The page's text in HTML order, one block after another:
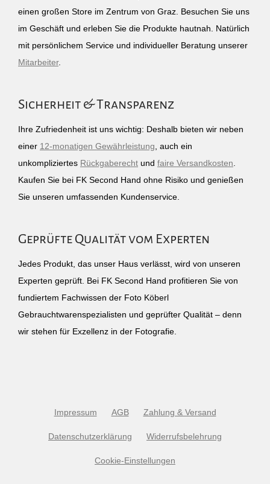
einen großen Store im Zentrum von Graz. Besuchen Sie uns
im Geschäft und erleben Sie die Produkte hautnah. Natürlich
mit persönlichem Service und individueller Beratung unserer
Mitarbeiter.
Sicherheit & Transparenz
Ihre Zufriedenheit ist uns wichtig: Deshalb bieten wir neben
einer 12-monatigen Gewährleistung , auch ein
unkompliziertes Rückgaberecht und faire Versandkosten
Kaufen Sie bei FK Second Hand ohne Risiko und genießen
Sie unseren umfassenden Kundenservice.
Geprüfte Qualität vom Experten
Jedes Produkt, das unser Haus verlässt, wird von unseren
Experten geprüft. Bei FK Second Hand profitieren Sie von
fundiertem Fachwissen der Foto Köberl
Gebrauchtwarenspezialisten und geprüfter Qualität – denn
wir stehen für Exzellenz in der Fotografie.
Impressum AGB Zahlung & Versand
Datenschutzerklärung Widerrufsbelehrung
Cookie-Einstellungen